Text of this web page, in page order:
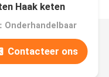
Haak keten
Onderhandelbaar
Contacteer ons